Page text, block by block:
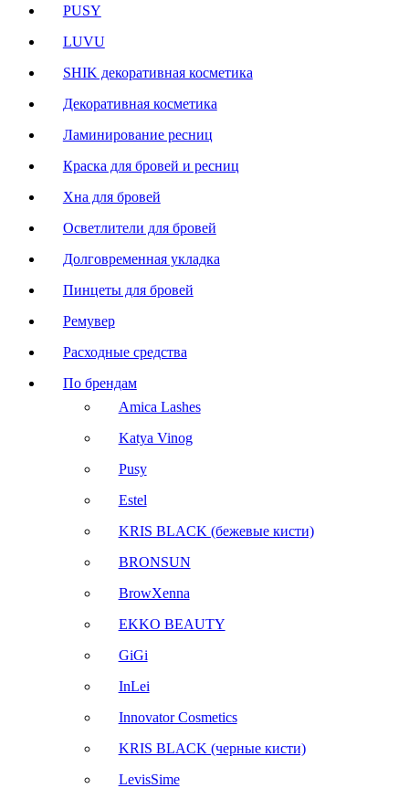
PUSY
LUVU
SHIK декоративная косметика
Декоративная косметика
Ламинирование ресниц
Краска для бровей и ресниц
Хна для бровей
Осветлители для бровей
Долговременная укладка
Пинцеты для бровей
Ремувер
Расходные средства
По брендам
Amica Lashes
Katya Vinog
Pusy
Estel
KRIS BLACK (бежевые кисти)
BRONSUN
BrowXenna
EKKO BEAUTY
GiGi
InLei
Innovator Cosmetics
KRIS BLACK (черные кисти)
LevisSime